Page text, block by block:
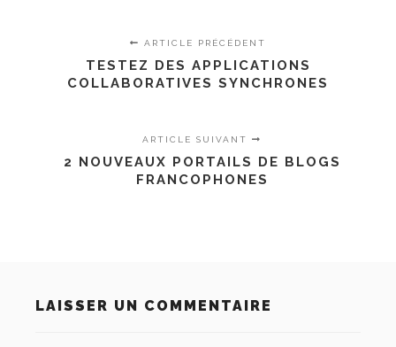
ARTICLE PRÉCÉDENT
TESTEZ DES APPLICATIONS
COLLABORATIVES SYNCHRONES
ARTICLE SUIVANT
2 NOUVEAUX PORTAILS DE BLOGS
FRANCOPHONES
LAISSER UN COMMENTAIRE